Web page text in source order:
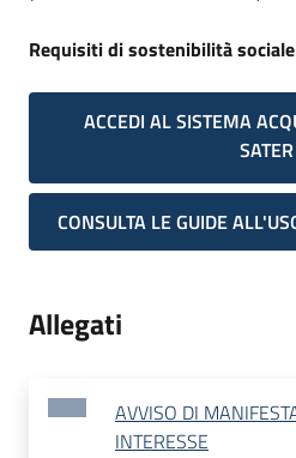
Requisiti di sostenibilità sociale
ACCEDI AL SISTEMA
SATER
CONSULTA LE GUIDE
Allegati
AVVISO DI
INTERESSE